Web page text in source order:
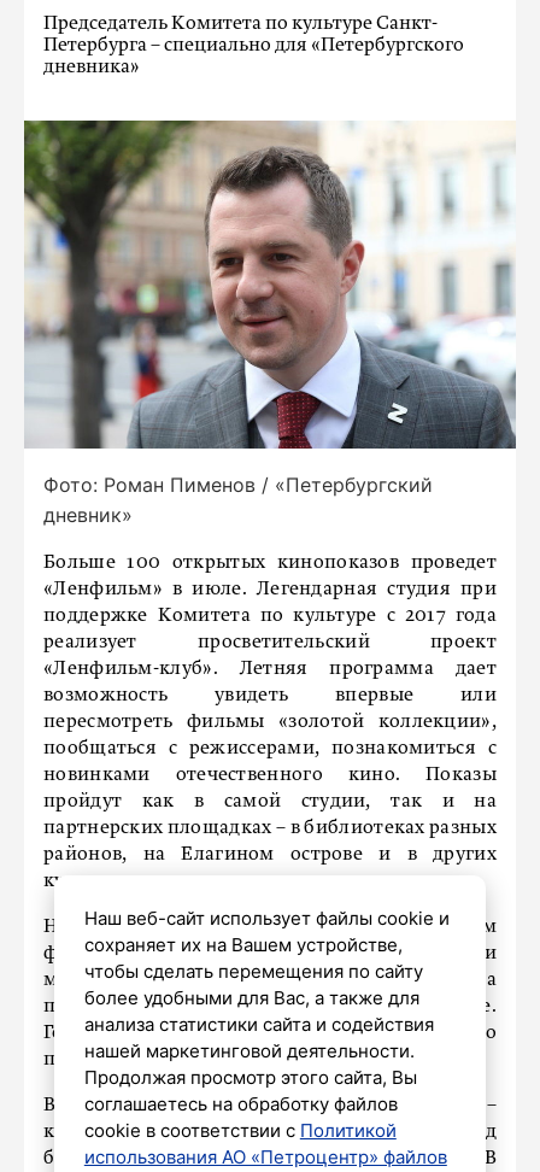
Председатель Комитета по культуре Санкт-
Петербурга – специально для «Петербургского
дневника»
Фото: Роман Пименов / «Петербургский
дневник»
Больше 100 открытых кинопоказов проведет
«Ленфильм» в июле. Легендарная студия при
поддержке Комитета по культуре с 2017 года
реализует просветительский проект
«Ленфильм-клуб». Летняя программа дает
возможность увидеть впервые или
пересмотреть фильмы «золотой коллекции»,
пообщаться с режиссерами, познакомиться с
новинками отечественного кино. Показы
пройдут как в самой студии, так и на
партнерских площадках – в библиотеках разных
районов, на Елагином острове и в других
культурных пространствах.
На Петербургском международном культурном
форуме – 2025 губернатор Александр Беглов и
министр культуры России Ольга Любимова
подписали меморандум о сотрудничестве.
Город и федеральный центр совместно
продолжат развитие «Ленфильма».
В Петербурге – колыбели отечественного кино –
к этому искусству особое отношение, город
буквально пропитан творчеством. В
Наш веб-сайт использует файлы cookie и
сохраняет их на Вашем устройстве,
чтобы сделать перемещения по сайту
более удобными для Вас, а также для
анализа статистики сайта и содействия
нашей маркетинговой деятельности.
Продолжая просмотр этого сайта, Вы
соглашаетесь на обработку файлов
cookie в соответствии с Политикой
использования АО «Петроцентр» файлов